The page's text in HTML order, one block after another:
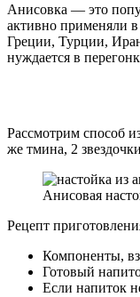
Анисовка — это
активно применяли
Греции, Турции,
нуждается в
Рассмотрим способ
же тмина, 2
Анисовая
Рецепт
Компоненты,
Готовый
Если напиток